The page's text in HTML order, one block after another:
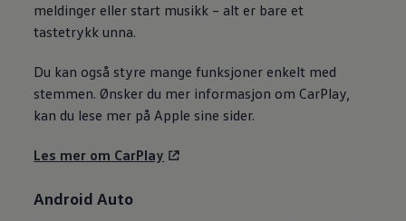
meldinger eller start musikk – alt er bare et
tastetrykk unna.
Du kan også styre mange funksjoner enkelt med
stemmen. Ønsker du mer informasjon om CarPlay,
kan du lese mer på Apple sine sider.
Les mer om CarPlay
Android Auto